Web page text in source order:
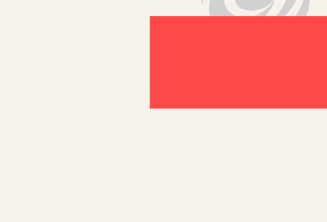
大作家老舍、叶圣陶、冰心；也
书籍中汲取无穷无尽的语言营养
孩子兴趣的培养是一个漫长的
对孩子兴趣的养成起着很关键